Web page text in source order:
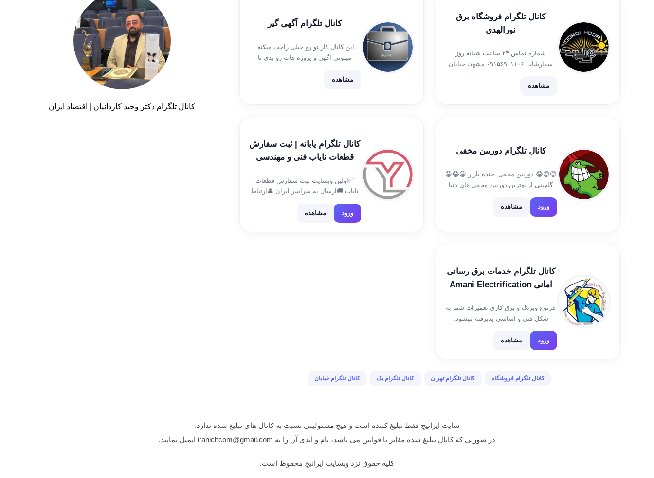
کانال تلگرام فروشگاه برق
نورالهدی
شماره تماس ۲۴ ساعت شبانه روز
سفارشات ۰۹۱۵۶۹۰۱۱۰۶ مشهد، خیابان
فروش لوازم برق ساختمان ، روشنایی ،
مشاهده
کانال تلگرام آگهی گیر
این کانال کار تو رو خیلی راحت میکنه.
میتونی آگهی و پروژه هات رو بدی تا
بدن، حتی میتونی تبلیغ هم بدی که تو کارت
مشاهده
کانال تلگرام دوربین مخفی
😊😍😂 دوربین مخفی. خنده بازار 😀😂😁
گلچيني از بهترين دوربين مخفي هاي دنيا
https://t.me/DoorbinMakhFioورود مشاهده
کانال تلگرام یابانه | ثبت سفارش
قطعات نایاب فنی و مهندسی
کامپیوتر
✅اولین وبسایت ثبت سفارش قطعات
نایاب 🚚ارسال به سراسر ایران 👤ارتباط
ورود مشاهده
کانال تلگرام خدمات برق رسانی
امانی Amani Electrification
هرنوع ویرنگ و برق کاری تعمیرات شما به
شکل فنی و اساسی پذیرفته میشود.
ورود مشاهده
کانال تلگرام فروشگاه کانال تلگرام تهران کانال تلگرام یک کانال تلگرام خیابان
کانال تلگرام دکتر وحید کاردانیان | اقتصاد ایران
سایت ایرانیچ فقط تبلیغ کننده است و هیچ مسئولیتی نسبت به کانال های تبلیغ شده ندارد.
در صورتی که کانال تبلیغ شده مغایر با قوانین می باشد، نام و آیدی آن را به iranichcom@gmail.com ایمیل نمایید.
کلیه حقوق نزد وبسایت ایرانیچ محفوظ است.